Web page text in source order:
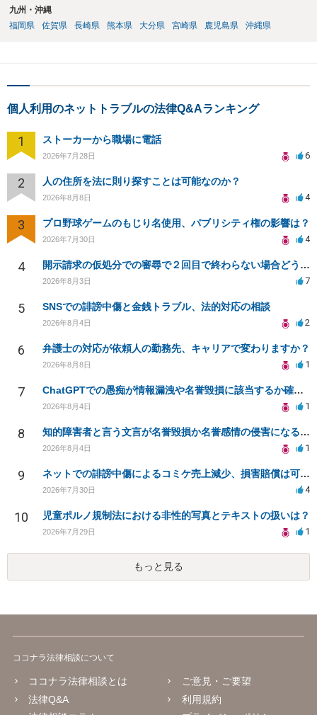
九州・沖縄
福岡県
佐賀県 長崎県 熊本県 大分県 宮崎県 鹿児島県 沖縄県
個人利用のネットトラブルの法律Q&Aランキング
1 ストーカーから職場に電話
2026年7月28日 6
2 人の住所を法に則り探すことは可能なのか？
2026年8月8日 4
3 プロ野球ゲームのもじり名使用、パブリシティ権の影響は？
2026年7月30日 4
4 開示請求の仮処分での審尋で２回目で終わらない場合どうしたらいいですか
2026年8月3日 7
5 SNSでの誹謗中傷と金銭トラブル、法的対応の相談
2026年8月4日 2
6 弁護士の対応が依頼人の勤務先、キャリアで変わりますか？
2026年8月8日 1
7 ChatGPTでの愚痴が情報漏洩や名誉毀損に該当するか確認したい
2026年8月4日 1
8 知的障害者と言う文言が名誉毀損か名誉感情の侵害になるか教えてほしい。
2026年8月4日 1
9 ネットでの誹謗中傷によるコミケ売上減少、損害賠償は可能か？
2026年7月30日 4
10 児童ポルノ規制法における非性的写真とテキストの扱いは？
2026年7月29日 1
もっと見る
ココナラ法律相談について
ココナラ法律相談とは
法律Q&A
ご意見・ご要望
利用規約